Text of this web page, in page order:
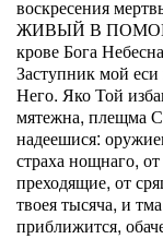
воскресения
ЖИВЫЙ В
крове Бога
Заступник мой
Него. Яко Той
мятежна, плещма
надеешися:
страха нощнаго,
преходящие, от
твоея тысяча, и
приближится,